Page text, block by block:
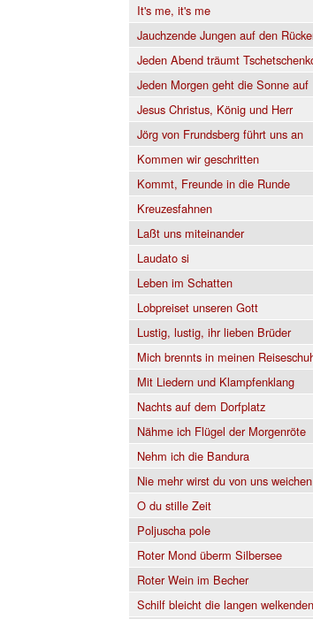
It's me, it's me
Jauchzende Jungen auf den
Jeden Abend träumt
Jeden Morgen geht die Sonne auf
Jesus Christus, König und Herr
Jörg von Frundsberg führt uns an
Kommen wir geschritten
Kommt, Freunde in die Runde
Kreuzesfahnen
Laßt uns miteinander
Laudato si
Leben im Schatten
Lobpreiset unseren Gott
Lustig, lustig, ihr lieben Brüder
Mich brennts in meinen
Mit Liedern und Klampfenklang
Nachts auf dem Dorfplatz
Nähme ich Flügel der Morgenröte
Nehm ich die Bandura
Nie mehr wirst du von uns weichen
O du stille Zeit
Poljuscha pole
Roter Mond überm Silbersee
Roter Wein im Becher
Schilf bleicht die langen